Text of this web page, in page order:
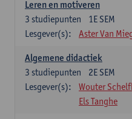
Leren en motiveren
1E SEM
3 studiepunten
Lesgever(s):
Aster Van
Algemene didactiek
2E SEM
3 studiepunten
Lesgever(s):
Wouter
Els Tanghe